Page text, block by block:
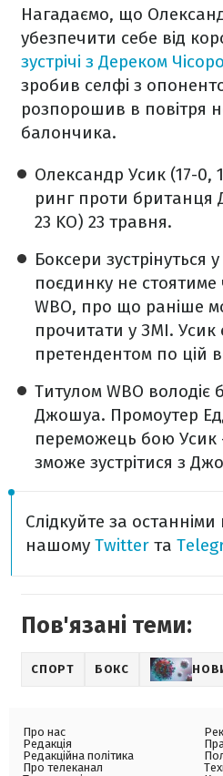
Нагадаємо, що
убезпечити себе від
зустрічі з Дереком
зробив селфі з
розпорошив в повітря
балончика.
Олександр Усик (17-0,
ринг проти британця
23 KO) 23 травня.
Боксери зустрінуться
поєдинку не стоятиме
WBO, про що раніше
прочитати у ЗМІ. Усик
претендентом по цій
Титулом WBO володіє
Джошуа. Промоутер
переможець бою Усик
зможе зустрітися з
Слідкуйте за
нашому Twitter та
Пов'язані теми:
СПОРТ БОКС
Про нас
Редакція
Редакційна політика
Про телеканал